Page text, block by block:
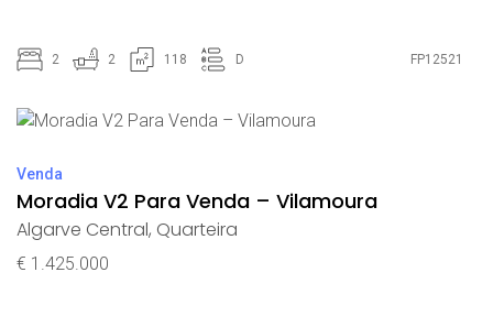
2 2 118 D FP12521
Venda
Moradia V2 Para Venda – Vilamoura
Algarve Central, Quarteira
€ 1.425.000